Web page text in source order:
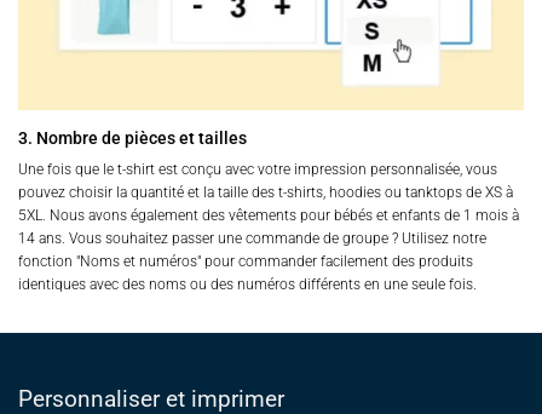
3. Nombre de pièces et tailles
Une fois que le t-shirt est conçu avec votre impression personnalisée, vous
pouvez choisir la quantité et la taille des t-shirts, hoodies ou tanktops de XS à
5XL. Nous avons également des vêtements pour bébés et enfants de 1 mois à
14 ans. Vous souhaitez passer une commande de groupe ? Utilisez notre
fonction "Noms et numéros" pour commander facilement des produits
identiques avec des noms ou des numéros différents en une seule fois.
Personnaliser et imprimer